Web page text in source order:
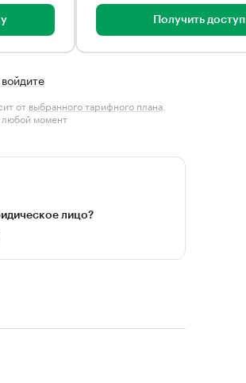
Получить доступ
от выбранного тарифного плана.
момент
лицо?